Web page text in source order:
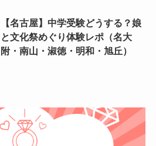
【名古屋】中学受験どうする？娘
と文化祭めぐり体験レポ（名大
附・南山・淑徳・明和・旭丘）